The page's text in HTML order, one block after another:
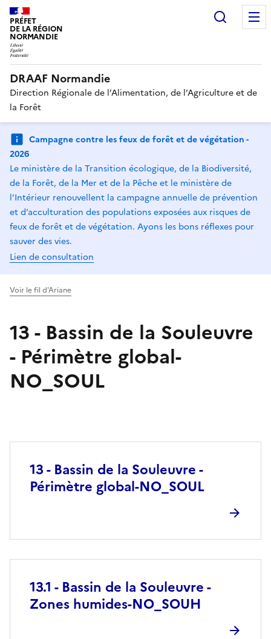
PRÉFET
DE LA RÉGION
NORMANDIE
DRAAF Normandie
Direction Régionale de l’Alimentation, de l’Agriculture et de
la Forêt
Campagne contre les feux de forêt et de végétation -
2026
Le ministère de la Transition écologique, de la Biodiversité,
de la Forêt, de la Mer et de la Pêche et le ministère de
l’Intérieur renouvellent la campagne annuelle de prévention
et d’acculturation des populations exposées aux risques de
feux de forêt et de végétation. Ayons les bons réflexes pour
sauver des vies.
Lien de consultation
Voir le fil d'Ariane
13 - Bassin de la Souleuvre
- Périmètre global-
NO_SOUL
13 - Bassin de la Souleuvre -
Périmètre global-NO_SOUL
13.1 - Bassin de la Souleuvre -
Zones humides-NO_SOUH